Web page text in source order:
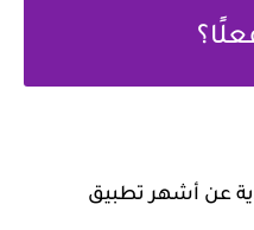
أشهر تطبيق